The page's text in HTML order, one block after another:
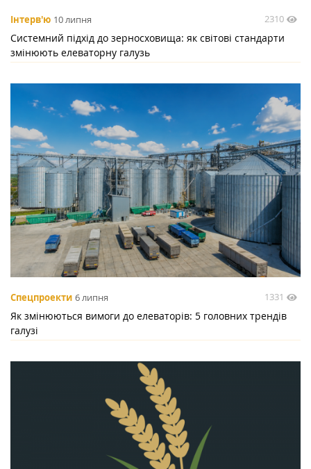
Інтерв'ю 10 липня 2310
Системний підхід до зерносховища: як світові стандарти
змінюють елеваторну галузь
Спецпроекти 6 липня 1331
Як змінюються вимоги до елеваторів: 5 головних трендів
галузі